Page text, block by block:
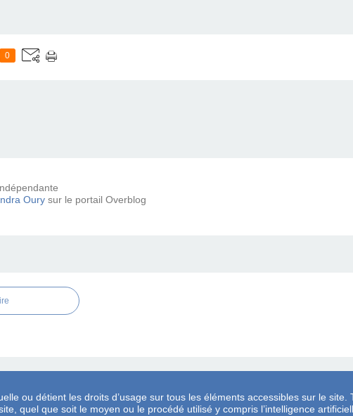
0
Oury sur le portail Overblog
ou détient les droits d’usage sur tous les éléments accessibles sur le
quel que soit le moyen ou le procédé utilisé y compris l’intelligence